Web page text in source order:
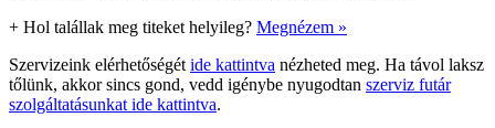
+ Hol talállak meg titeket helyileg? Megnézem »
Szervizeink elérhetőségét ide kattintva nézheted meg. Ha távol laksz
tőlünk, akkor sincs gond, vedd igénybe nyugodtan szerviz futár
szolgáltatásunkat ide kattintva.